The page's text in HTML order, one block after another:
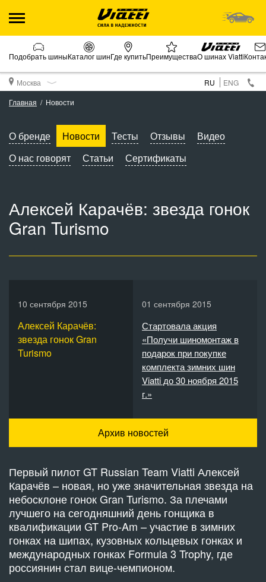
Подобрать шиныКаталог шинГде купитьПреимуществаО шинах Viatti
Москва RU
ENG
Главная
Новости
О бренде Новости Тесты Отзывы
Видео
О нас говорят
Статьи Сертификаты
Алексей Карачёв: звезда гонок
Gran Turismo
10 сентября 2015
Алексей Карачёв:
звезда гонок Gran
Turismo
01 сентября 2015
Стартовала акция
«Получи шиномонтаж в
подарок при покупке
комплекта зимних шин
Viatti до 30 ноября 2015
г.»
Архив новостей
Первый пилот GT Russian Team Viatti Алексей
Карачёв – новая, но уже значительная звезда на
небосклоне гонок Gran Turismo. За плечами
лучшего на сегодняшний день гонщика в
квалификации GT Pro-Am – участие в зимних
гонках на шипах, кузовных кольцевых гонках и
международных гонках Formula 3 Trophy, где
россиянин стал вице-чемпионом.